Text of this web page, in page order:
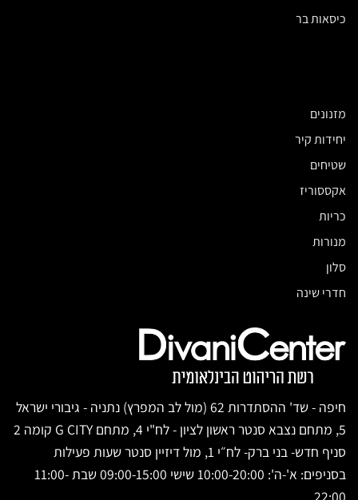
כיסאות בר
מזנונים
יחידות קיר
שטיחים
אקססוריז
כריות
מנורות
סלון
חדרי שינה
חיפה - שד' ההסתדרות 62 (מול לב המפרץ) נתניה - גיבורי ישראל
5, מתחם נצבא סנטר ראשון לציון - לח"י 4, מתחם G CITY קומה 2
סניף חדש- בני ברק- לח״י 1, מול דיזיין סנטר שעות פעילות
בסניפים: א'-ה': 10:00-20:00 שישי 09:00-15:00 שבת 11:00-